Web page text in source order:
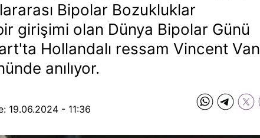
Bipolar Bozukluklar
girişimi olan Dünya Bipolar Günü
Hollandalı ressam Vincent Van
anılıyor.
19.06.2024 - 11:36